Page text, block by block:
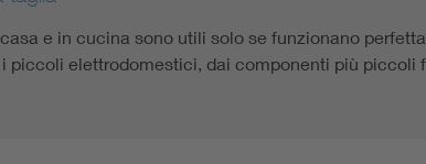
e in cucina sono utili solo se funzionano
i piccoli elettrodomestici, dai componenti più piccoli